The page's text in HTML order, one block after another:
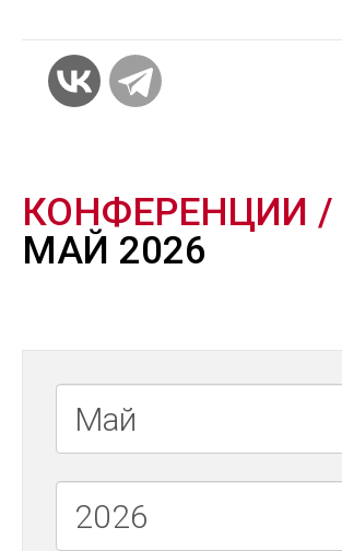
КОНФЕРЕНЦИИ
МАЙ 2026